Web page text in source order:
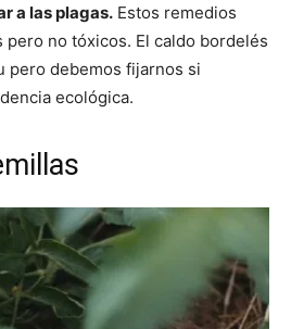
a las plagas. Estos remedios
no tóxicos. El caldo bordelés
pero debemos fijarnos si
ecológica.